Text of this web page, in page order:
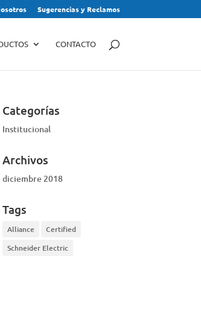
Sugerencias y Reclamos
CONTACTO
Categorías
Institucional
Archivos
diciembre 2018
Tags
Alliance
Certified
Schneider Electric